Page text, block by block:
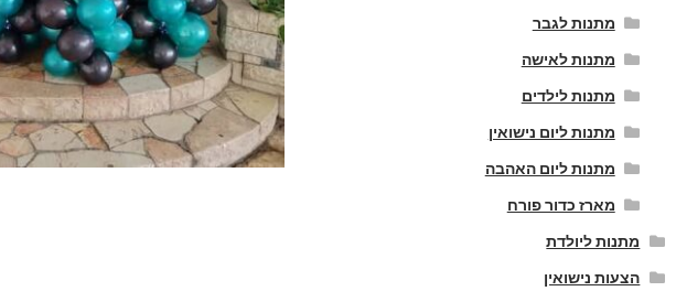
מתנות לגבר
מתנות לאישה
מתנות לילדים
מתנות ליום נישואין
מתנות ליום האהבה
מארז כדור פורח
מתנות ליולדת
הצעות נישואין